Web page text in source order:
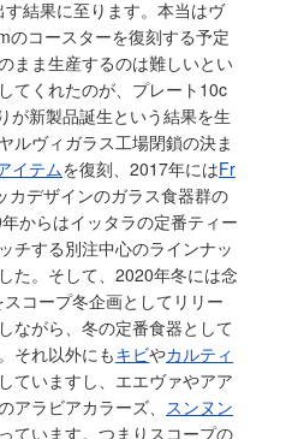
結果に至ります。本当はヴ
のコースターを復刻する予定
まま生産するのは難しいとい
てくれたのが、プレート10c
が新製品誕生という結果を生
ルヴィガラス工場閉鎖の決ま
イテムを復刻、2017年にはFr
カデザインのガラス食器群の
からはイッタラの定番ティー
チする別注中心のラインナッ
た。そして、2020年冬には念
スコープ冬企画としてリリー
ながら、冬の定番食器として
それ以外にもキビやカルティ
ていますし、エエヴァやアア
アラビアカラーズ、 スンヌン
ています。つまりスコープの